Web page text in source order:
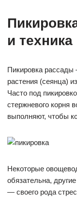
и
Пикировка рассады
растения (сеянца)
Часто под
стержневого корня
выполняют, чтобы
Некоторые
обязательна,
— своего рода